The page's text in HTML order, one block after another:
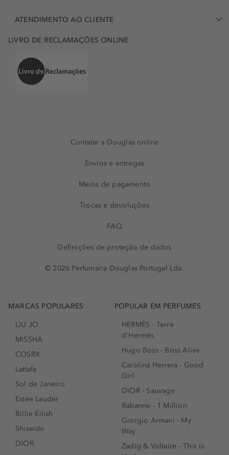
ATENDIMENTO AO CLIENTE
LIVRO DE RECLAMAÇÕES ONLINE
Contatar a Douglas online
Envios e entregas
Meios de pagamento
Trocas e devoluções
FAQ
Definições de proteção de dados
© 2026 Perfumaria Douglas Portugal Lda.
MARCAS POPULARES
LIU JO
MISSHA
COSRX
Lattafa
Sol de Janeiro
Estée Lauder
Billie Eilish
Shiseido
DIOR
POPULAR EM PERFUMES
HERMÈS - Terre
d'Hermés
Hugo Boss - Boss Alive
Carolina Herrera - Good
Girl
DIOR - Sauvage
Rabanne - 1 Million
Giorgio Armani - My
Way
Zadig & Voltaire - This is